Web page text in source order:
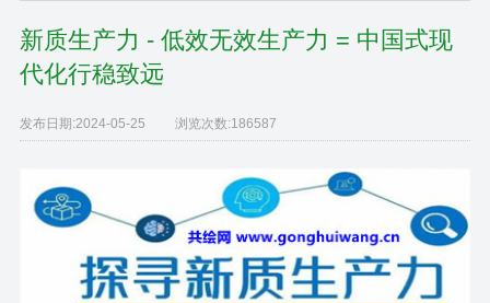
新质生产力 - 低效无效生产力 = 中国式现
代化行稳致远
发布日期:2024-05-25 浏览次数:186587